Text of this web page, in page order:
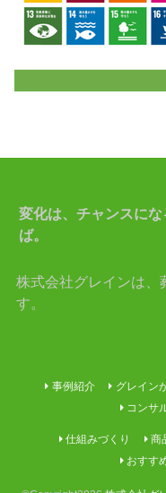
変化は、チャンスに
ば。
株式会社グレインは、
す。
事例紹介 グレイン
コンサ
仕組みづくり 商
おすす